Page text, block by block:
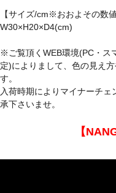
【サイズ/cm※おおよその数値
W30×H20×D4(cm)
※ご覧頂くWEB環境(PC・ス
定)によりまして、色の見え
す。
入荷時期によりマイナーチ
承下さいませ。
【